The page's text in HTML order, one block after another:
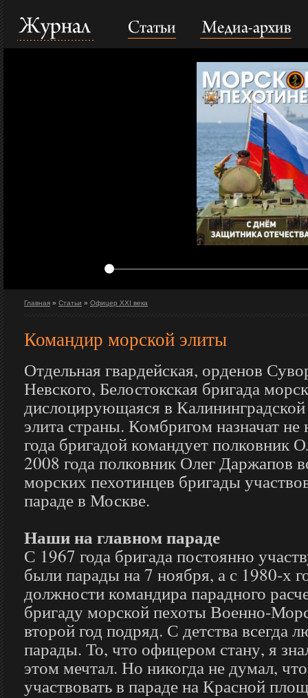
Журнал Статьи Медиа-архив
Главная » Статьи » Офицер XXI века
Командир морской элиты
Отдельная гвардейская, орденов
Невского, Белостокская бригада
дислоцирующаяся в
элита страны. Комбригом назначат
года бригадой командует полковник
2008 года полковник Олег Даржапов
морских пехотинцев бригады
параде в Москве.
Наши на главном параде
С 1967 года бригада постоянно
были парады на 7 ноября, а с 1980-х
должности командира парадного
бригаду морской пехоты Военно-
второй год подряд. С детства всегда
парады. То, что офицером стану, я
этом мечтал. Но никогда не думал,
участвовать в параде на Красной